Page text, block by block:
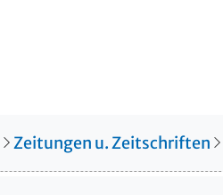
Zeitungen u. Zeitschriften